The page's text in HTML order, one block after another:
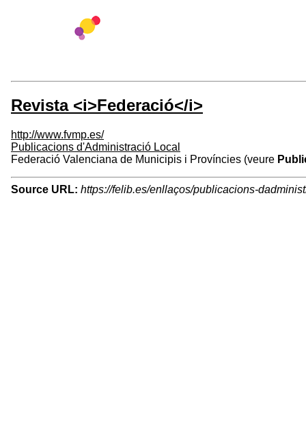
Revista <i>Federació</i>
http://www.fvmp.es/
Publicacions d'Administració Local
Federació Valenciana de Municipis i Províncies (veure
Source URL: https://felib.es/enllaços/publicacions-